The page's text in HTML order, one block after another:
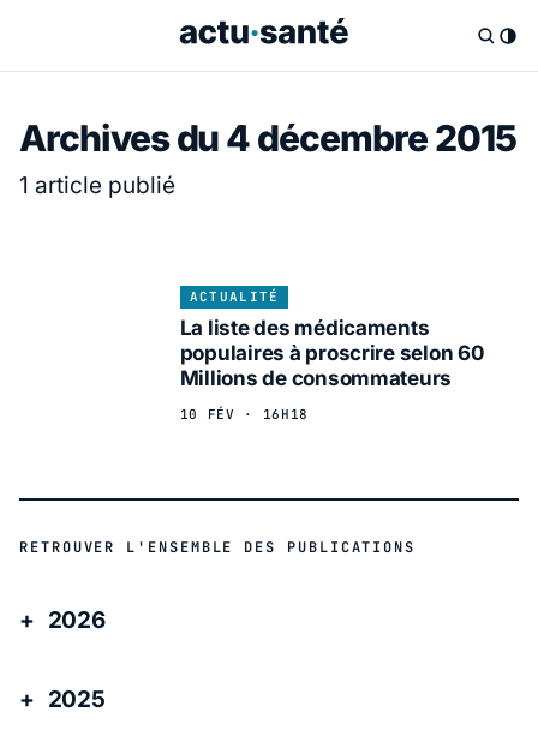
Archives du 4 décembre 2015
1 article publié
ACTUALITÉ
La liste des médicaments
populaires à proscrire selon 60
Millions de consommateurs
10 FÉV · 16H18
RETROUVER L'ENSEMBLE DES PUBLICATIONS
2026
2025